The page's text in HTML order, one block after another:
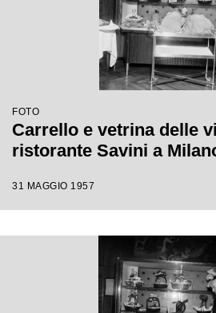
FOTO
Carrello e vetrina delle
ristorante Savini a
31 MAGGIO 1957